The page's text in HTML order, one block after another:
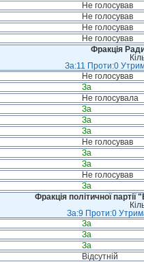
Не голосував
Не голосував
Не голосував
Не голосував
Фракція
За:11 Проти:0
Не голосував
За
Не голосувала
За
За
За
Не голосував
За
За
Не голосував
За
Фракція політичної
За:9 Проти:0
За
За
За
Відсутній